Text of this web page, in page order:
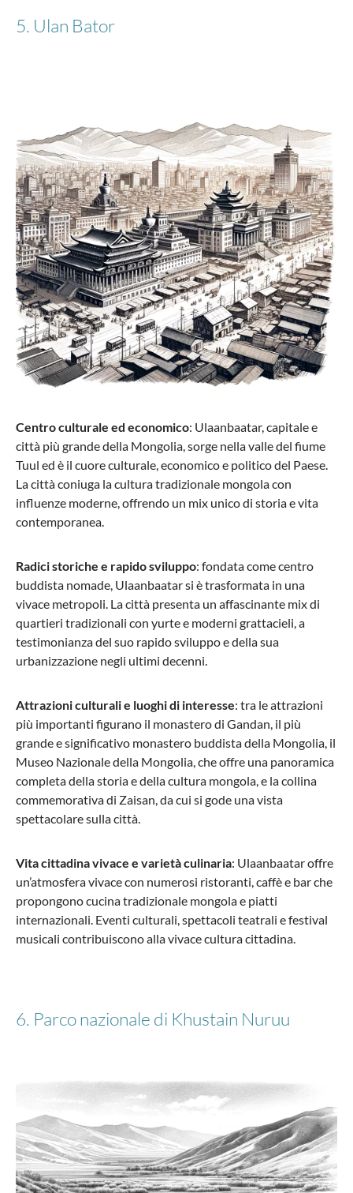
5. Ulan Bator
Centro culturale ed economico: Ulaanbaatar, capitale e
città più grande della Mongolia, sorge nella valle del fiume
Tuul ed è il cuore culturale, economico e politico del Paese.
La città coniuga la cultura tradizionale mongola con
influenze moderne, offrendo un mix unico di storia e vita
contemporanea.
Radici storiche e rapido sviluppo: fondata come centro
buddista nomade, Ulaanbaatar si è trasformata in una
vivace metropoli. La città presenta un affascinante mix di
quartieri tradizionali con yurte e moderni grattacieli, a
testimonianza del suo rapido sviluppo e della sua
urbanizzazione negli ultimi decenni.
Attrazioni culturali e luoghi di interesse: tra le attrazioni
più importanti figurano il monastero di Gandan, il più
grande e significativo monastero buddista della Mongolia, il
Museo Nazionale della Mongolia, che offre una panoramica
completa della storia e della cultura mongola, e la collina
commemorativa di Zaisan, da cui si gode una vista
spettacolare sulla città.
Vita cittadina vivace e varietà culinaria: Ulaanbaatar offre
un’atmosfera vivace con numerosi ristoranti, caffè e bar che
propongono cucina tradizionale mongola e piatti
internazionali. Eventi culturali, spettacoli teatrali e festival
musicali contribuiscono alla vivace cultura cittadina.
6. Parco nazionale di Khustain Nuruu